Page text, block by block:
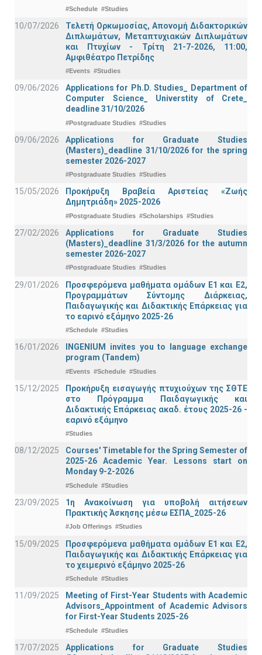
#Schedule #Studies
10/07/2026
Τελετή Ορκωμοσίας, Απονομή Διδακτορικών
Διπλωμάτων, Μεταπτυχιακών Διπλωμάτων
και Πτυχίων - Τρίτη 21-7-2026, 11:00,
Αμφιθέατρο Πετρίδης
#Events #Studies
09/06/2026
Applications for Ph.D. Studies_ Department of
Computer Science_ Universtity of Crete_
deadline 31/10/2026
#Postgraduate Studies #Studies
09/06/2026
Applications for Graduate Studies
(Masters)_deadline 31/10/2026 for the spring
semester 2026-2027
#Postgraduate Studies #Studies
15/05/2026
Προκήρυξη Βραβεία Αριστείας «Ζωής
Δημητριάδη» 2025-2026
#Postgraduate Studies #Scholarships #Studies
27/02/2026
Applications for Graduate Studies
(Masters)_deadline 31/3/2026 for the autumn
semester 2026-2027
#Postgraduate Studies #Studies
29/01/2026
Προσφερόμενα μαθήματα ομάδων Ε1 και Ε2,
Προγραμμάτων Σύντομης Διάρκειας,
Παιδαγωγικής και Διδακτικής Επάρκειας για
το εαρινό εξάμηνο 2025-26
#Schedule #Studies
16/01/2026
INGENIUM invites you to language exchange
program (Tandem)
#Events #Schedule #Studies
15/12/2025
Προκήρυξη εισαγωγής πτυχιούχων της ΣΘΤΕ
στο Πρόγραμμα Παιδαγωγικής και
Διδακτικής Επάρκειας ακαδ. έτους 2025-26 -
εαρινό εξάμηνο
#Studies
08/12/2025
Courses' Timetable for the Spring Semester of
2025-26 Academic Year. Lessons start on
Monday 9-2-2026
#Schedule #Studies
23/09/2025
1η Ανακοίνωση για υποβολή αιτήσεων
Πρακτικής Άσκησης μέσω ΕΣΠΑ_2025-26
#Job Offerings #Studies
15/09/2025
Προσφερόμενα μαθήματα ομάδων Ε1 και Ε2,
Παιδαγωγικής και Διδακτικής Επάρκειας για
το χειμερινό εξάμηνο 2025-26
#Schedule #Studies
11/09/2025
Meeting of First-Year Students with Academic
Advisors_Appointment of Academic Advisors
for First-Year Students 2025-26
#Schedule #Studies
17/07/2025
Applications for Graduate Studies